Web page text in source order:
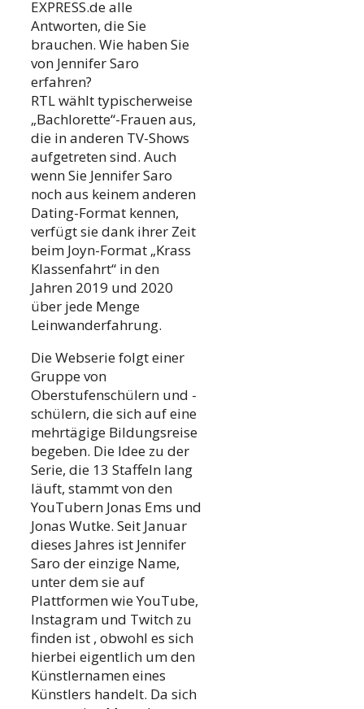
EXPRESS.de alle
Antworten, die Sie
brauchen. Wie haben Sie
von Jennifer Saro
erfahren?
RTL wählt typischerweise
„Bachlorette“-Frauen aus,
die in anderen TV-Shows
aufgetreten sind. Auch
wenn Sie Jennifer Saro
noch aus keinem anderen
Dating-Format kennen,
verfügt sie dank ihrer Zeit
beim Joyn-Format „Krass
Klassenfahrt“ in den
Jahren 2019 und 2020
über jede Menge
Leinwanderfahrung.
Die Webserie folgt einer
Gruppe von
Oberstufenschülern und -
schülern, die sich auf eine
mehrtägige Bildungsreise
begeben. Die Idee zu der
Serie, die 13 Staffeln lang
läuft, stammt von den
YouTubern Jonas Ems und
Jonas Wutke. Seit Januar
dieses Jahres ist Jennifer
Saro der einzige Name,
unter dem sie auf
Plattformen wie YouTube,
Instagram und Twitch zu
finden ist , obwohl es sich
hierbei eigentlich um den
Künstlernamen eines
Künstlers handelt. Da sich